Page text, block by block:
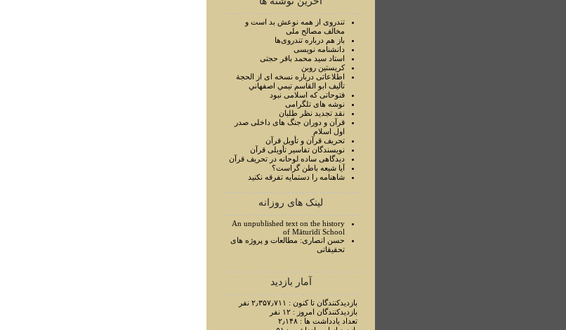
تندروی از همه نوعش بد است و
مخالف مصالح ملی
باز هم درباره تندروی‌ها
دانشنامه نویسی
استاد سيد محمد باقر حجتی
کریستین روبن
اطلاعاتی درباره نسخه ای از الحجة
تأليف ابو القاسم تيمي اصفهاني
فتوحاتی که اسلامی نبود
نوشه های تلگرامی
نقد تجدید نظر طلبان
قرآن و دوران جنگ های داخلی صدر
اول اسلام
تحريف قرآن و تأويل قرآن
نويسندگان تفاسير تأويلی قرآن
ديدگاهی ساده لوحانه در تحريف قرآن
آيا شيعه باطن گراست؟
شاهنامه را دستمايه تفرقه نکنيد
لینک های روزانه
An unpublished text on the history
of Māturīdī School
حسن انصاری: مطالعات و پروژه های
تحقیقاتی
آمار بازدید
بازدیدکنندگان تا کنون : ۲٫۳۵۷٫۷۱۱ نفر
بازدیدکنندگان امروز : ۱۲ نفر
تعداد یادداشت ها : ۲٫۱۴۸